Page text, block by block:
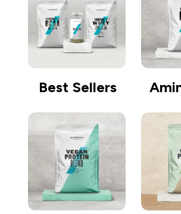
Best Sellers